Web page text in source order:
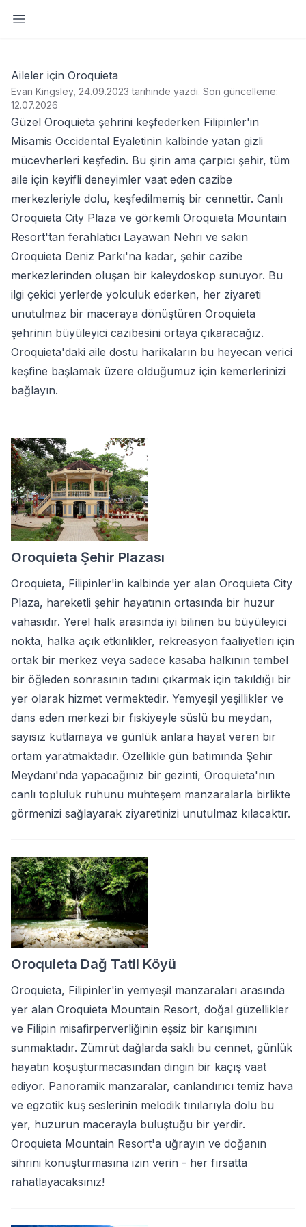
Yan paneli aç
Aileler için Oroquieta
Evan Kingsley, 24.09.2023 tarihinde yazdı. Son güncelleme:
12.07.2026
Güzel Oroquieta şehrini keşfederken Filipinler'in
Misamis Occidental Eyaletinin kalbinde yatan gizli
mücevherleri keşfedin. Bu şirin ama çarpıcı şehir, tüm
aile için keyifli deneyimler vaat eden cazibe
merkezleriyle dolu, keşfedilmemiş bir cennettir. Canlı
Oroquieta City Plaza ve görkemli Oroquieta Mountain
Resort'tan ferahlatıcı Layawan Nehri ve sakin
Oroquieta Deniz Parkı'na kadar, şehir cazibe
merkezlerinden oluşan bir kaleydoskop sunuyor. Bu
ilgi çekici yerlerde yolculuk ederken, her ziyareti
unutulmaz bir maceraya dönüştüren Oroquieta
şehrinin büyüleyici cazibesini ortaya çıkaracağız.
Oroquieta'daki aile dostu harikaların bu heyecan verici
keşfine başlamak üzere olduğumuz için kemerlerinizi
bağlayın.
Oroquieta Şehir Plazası
Oroquieta, Filipinler'in kalbinde yer alan Oroquieta City
Plaza, hareketli şehir hayatının ortasında bir huzur
vahasıdır. Yerel halk arasında iyi bilinen bu büyüleyici
nokta, halka açık etkinlikler, rekreasyon faaliyetleri için
ortak bir merkez veya sadece kasaba halkının tembel
bir öğleden sonrasının tadını çıkarmak için takıldığı bir
yer olarak hizmet vermektedir. Yemyeşil yeşillikler ve
dans eden merkezi bir fıskiyeyle süslü bu meydan,
sayısız kutlamaya ve günlük anlara hayat veren bir
ortam yaratmaktadır. Özellikle gün batımında Şehir
Meydanı'nda yapacağınız bir gezinti, Oroquieta'nın
canlı topluluk ruhunu muhteşem manzaralarla birlikte
görmenizi sağlayarak ziyaretinizi unutulmaz kılacaktır.
Oroquieta Dağ Tatil Köyü
Oroquieta, Filipinler'in yemyeşil manzaraları arasında
yer alan Oroquieta Mountain Resort, doğal güzellikler
ve Filipin misafirperverliğinin eşsiz bir karışımını
sunmaktadır. Zümrüt dağlarda saklı bu cennet, günlük
hayatın koşuşturmacasından dingin bir kaçış vaat
ediyor. Panoramik manzaralar, canlandırıcı temiz hava
ve egzotik kuş seslerinin melodik tınılarıyla dolu bu
yer, huzurun macerayla buluştuğu bir yerdir.
Oroquieta Mountain Resort'a uğrayın ve doğanın
sihrini konuşturmasına izin verin - her fırsatta
rahatlayacaksınız!